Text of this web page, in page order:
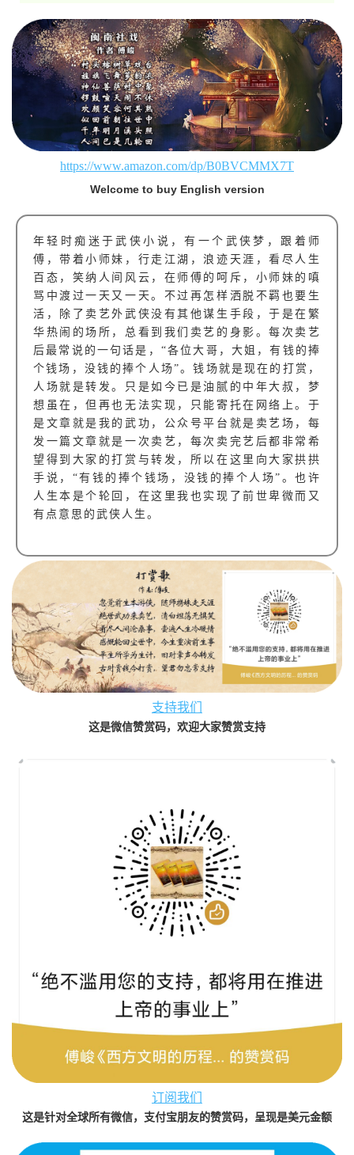
https://www.amazon.com/dp/B0BVCMMX7T
Welcome to buy English version
年轻时痴迷于武侠小说，有一个武侠梦，跟着师
傅，带着小师妹，行走江湖，浪迹天涯，看尽人生
百态，笑纳人间风云，在师傅的呵斥，小师妹的嗔
骂中渡过一天又一天。不过再怎样洒脱不羁也要生
活，除了卖艺外武侠没有其他谋生手段，于是在繁
华热闹的场所，总看到我们卖艺的身影。每次卖艺
后最常说的一句话是，“各位大哥，大姐，有钱的捧
个钱场，没钱的捧个人场”。钱场就是现在的打赏，
人场就是转发。只是如今已是油腻的中年大叔，梦
想虽在，但再也无法实现，只能寄托在网络上。于
是文章就是我的武功，公众号平台就是卖艺场，每
发一篇文章就是一次卖艺，每次卖完艺后都非常希
望得到大家的打赏与转发，所以在这里向大家拱拱
手说，“有钱的捧个钱场，没钱的捧个人场”。也许
人生本是个轮回，在这里我也实现了前世卑微而又
有点意思的武侠人生。
支持我们
这是微信赞赏码，欢迎大家赞赏支持
订阅我们
这是针对全球所有微信，支付宝朋友的赞赏码，呈现是美元金额